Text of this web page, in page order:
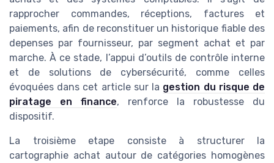
rapprocher commandes, réceptions, factures et
paiements, afin de reconstituer un historique fiable des
depenses par fournisseur, par segment achat et par
marche. À ce stade, l’appui d’outils de contrôle interne
et de solutions de cybersécurité, comme celles
évoquées dans cet article sur la gestion du risque de
piratage en finance, renforce la robustesse du
dispositif.
La troisième etape consiste à structurer la
cartographie achat autour de catégories homogènes